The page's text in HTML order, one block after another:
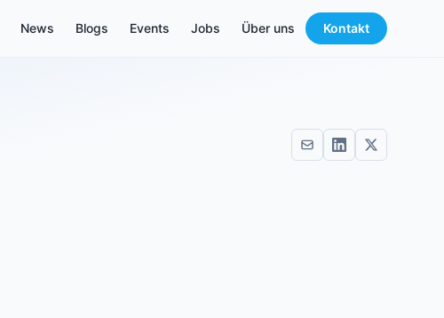
News Blogs Events Jobs Über uns Kontakt